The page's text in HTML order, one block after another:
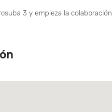
3 y empieza la colaboración